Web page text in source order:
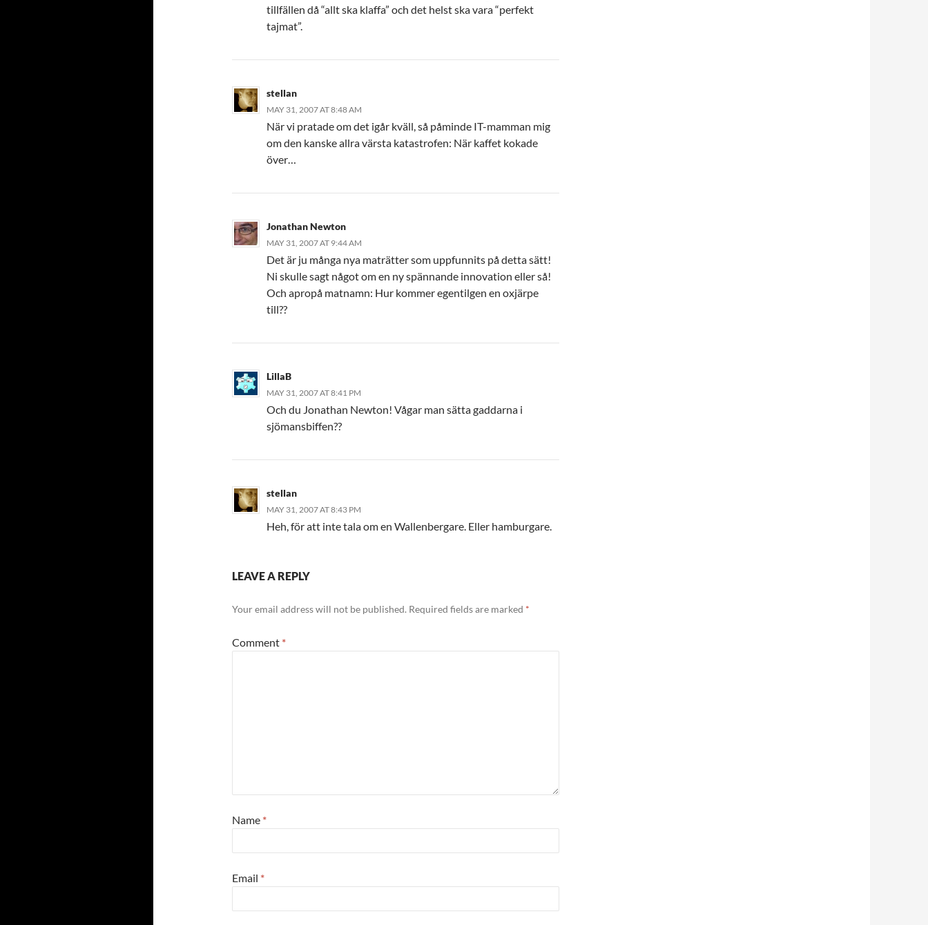
tillfällen då “allt ska klaffa” och det helst ska vara “perfekt
tajmat”.
stellan
MAY 31, 2007 AT 8:48 AM
När vi pratade om det igår kväll, så påminde IT-mamman mig
om den kanske allra värsta katastrofen: När kaffet kokade
över…
Jonathan Newton
MAY 31, 2007 AT 9:44 AM
Det är ju många nya maträtter som uppfunnits på detta sätt!
Ni skulle sagt något om en ny spännande innovation eller så!
Och apropå matnamn: Hur kommer egentilgen en oxjärpe
till??
LillaB
MAY 31, 2007 AT 8:41 PM
Och du Jonathan Newton! Vågar man sätta gaddarna i
sjömansbiffen??
stellan
MAY 31, 2007 AT 8:43 PM
Heh, för att inte tala om en Wallenbergare. Eller hamburgare.
LEAVE A REPLY
Your email address will not be published. Required fields are marked *
Comment *
Name *
Email *